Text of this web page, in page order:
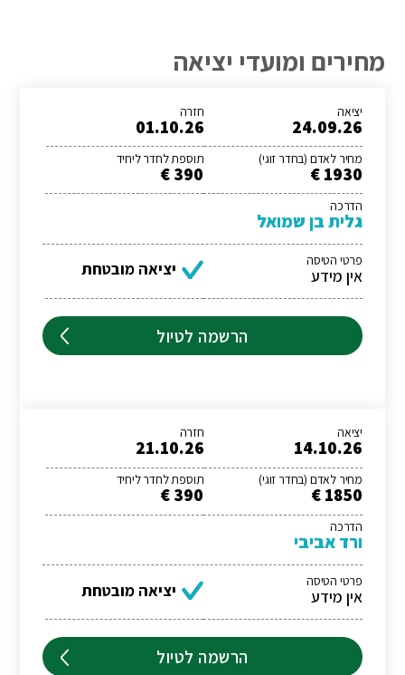
מחירים ומועדי יציאה
יציאה
24.09.26
חזרה
01.10.26
מחיר לאדם (בחדר זוגי)
1930 €
תוספת לחדר ליחיד
390 €
הדרכה
גלית בן שמואל
פרטי הטיסה
אין מידע יציאה מובטחת
הרשמה לטיול
יציאה
14.10.26
חזרה
21.10.26
מחיר לאדם (בחדר זוגי)
1850 €
תוספת לחדר ליחיד
390 €
הדרכה
ורד אביבי
פרטי הטיסה
אין מידע יציאה מובטחת
הרשמה לטיול